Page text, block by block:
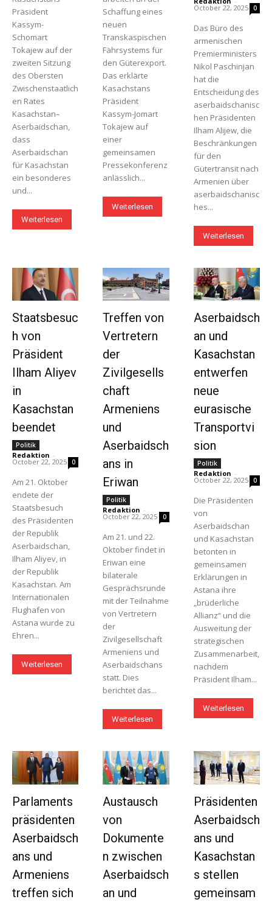
Magazine PRO
SUBSCRIBE NOW
About us
Contact us
Präsident
Kassym-
Schomart
Tokajew auf der
zweiten Sitzung
des Obersten
Zwischenstaatlich
en Rates
Kasachstan–
Aserbaidschan,
dass
Aserbaidschan
für Kasachstan
ein besonderes
und...
Weiterlesen
Schaffung eines
neuen
Transkaspischen
Fährsystems für
den Güterexport.
Das erklärte
Kasachstans
Präsident
Kassym-Jomart
Tokajew auf
einer
gemeinsamen
Pressekonferenz
anlässlich...
Weiterlesen
October 22, 2025 0
Das Büro des
armenischen
Premierministers
Nikol Paschinjan
hat die
Entscheidung des
aserbaidschanisc
hen Präsidenten
Ilham Alijew, die
Beschränkungen
für den
Gütertransit nach
Armenien über
aserbaidschanisc
hes...
Weiterlesen
Staatsbesuc
h von
Präsident
Ilham Aliyev
in
Kasachstan
beendet
Politik
Redaktion -
October 22, 2025 0
Am 21. Oktober
endete der
Staatsbesuch
des Präsidenten
der Republik
Aserbaidschan,
Ilham Aliyev, in
der Republik
Kasachstan. Am
Internationalen
Flughafen von
Astana wurde zu
Ehren...
Weiterlesen
Treffen von
Vertretern
der
Zivilgesells
chaft
Armeniens
und
Aserbaidsch
ans in
Eriwan
Politik
Redaktion -
October 22, 2025 0
Am 21. und 22.
Oktober findet in
Eriwan eine
bilaterale
Gesprächsrunde
mit der Teilnahme
von Vertretern
der
Zivilgesellschaft
Armeniens und
Aserbaidschans
statt. Dies
berichtet das...
Weiterlesen
Aserbaidsch
an und
Kasachstan
entwerfen
neue
eurasische
Transportvi
sion
Politik
Redaktion -
October 22, 2025 0
Die Präsidenten
von
Aserbaidschan
und Kasachstan
betonten in
gemeinsamen
Erklärungen in
Astana ihre
„brüderliche
Allianz“ und die
Ausweitung der
strategischen
Zusammenarbeit,
nachdem
Präsident Ilham...
Weiterlesen
Parlaments
präsidenten
Aserbaidsch
ans und
Armeniens
treffen sich
Austausch
von
Dokumente
n zwischen
Aserbaidsch
an und
Präsidenten
Aserbaidsch
ans und
Kasachstan
s stellen
gemeinsam